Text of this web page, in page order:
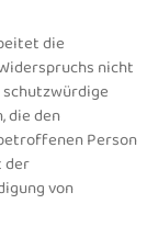
die
nicht
schutzwürdige
die den
Person
der
von